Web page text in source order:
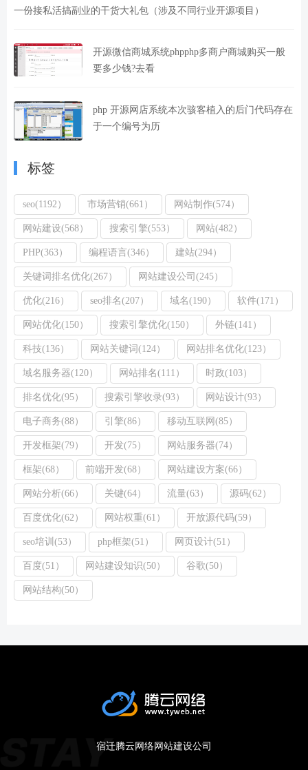
一份接私活搞副业的干货大礼包（涉及不同行业开源项目）
开源微信商城系统phpphp多商户商城购买一般
要多少钱?去看
php 开源网店系统本次骇客植入的后门代码存在
于一个编号为历
标签
seo(1192） 市场营销(661） 网站制作(574）
网站建设(568） 搜索引擎(553） 网站(482）
PHP(363） 编程语言(346） 建站(294）
关键词排名优化(267） 网站建设公司(245）
优化(216） seo排名(207） 域名(190） 软件(171）
网站优化(150） 搜索引擎优化(150） 外链(141）
科技(136） 网站关键词(124） 网站排名优化(123）
域名服务器(120） 网站排名(111） 时政(103）
排名优化(95） 搜索引擎收录(93） 网站设计(93）
电子商务(88） 引擎(86） 移动互联网(85）
开发框架(79） 开发(75） 网站服务器(74）
框架(68） 前端开发(68） 网站建设方案(66）
网站分析(66） 关键(64） 流量(63） 源码(62）
百度优化(62） 网站权重(61） 开放源代码(59）
seo培训(53） php框架(51） 网页设计(51）
百度(51） 网站建设知识(50） 谷歌(50）
网站结构(50）
宿迁腾云网络网站建设公司